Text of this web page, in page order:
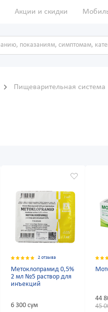
Акции и скидки
Пищеварительная система
2 отзыва
Метоклопрамид 0,5%
2 мл №5 раствор для
инъекций
6 300 сум
44
45